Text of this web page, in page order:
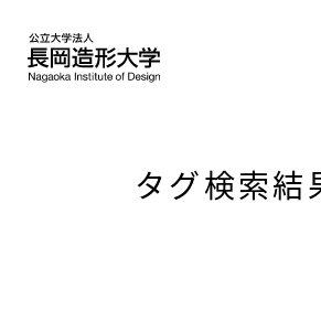
タグ検索結